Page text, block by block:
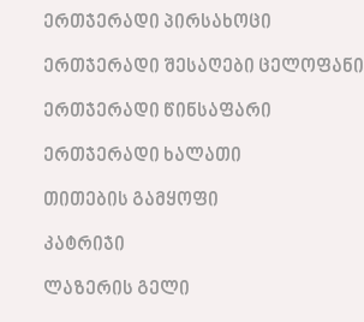
ერთჯერადი პირსახოცი
ერთჯერადი შესაღები ცელოფანი
ერთჯერადი წინსაფარი
ერთჯერადი ხალათი
თითების გამყოფი
კატრიჯი
ლაზერის გელი